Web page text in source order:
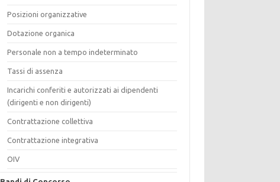
Posizioni organizzative
Dotazione organica
Personale non a tempo indeterminato
Tassi di assenza
Incarichi conferiti e autorizzati ai dipendenti
(dirigenti e non dirigenti)
Contrattazione collettiva
Contrattazione integrativa
OIV